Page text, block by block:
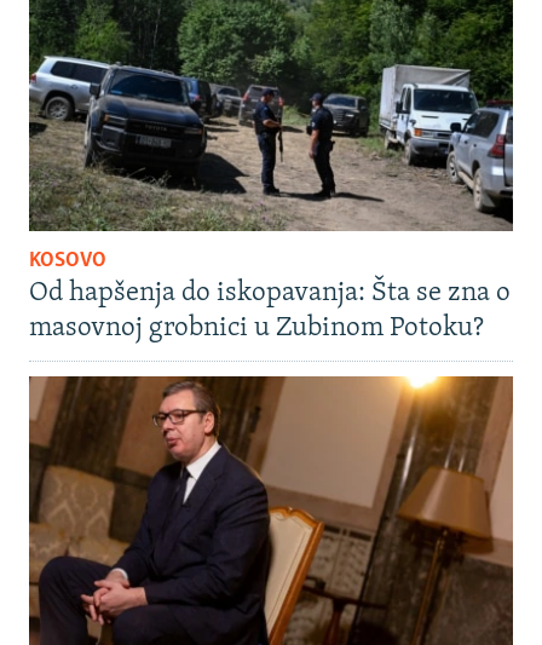
KOSOVO
Od hapšenja do iskopavanja: Šta se zna o
masovnoj grobnici u Zubinom Potoku?